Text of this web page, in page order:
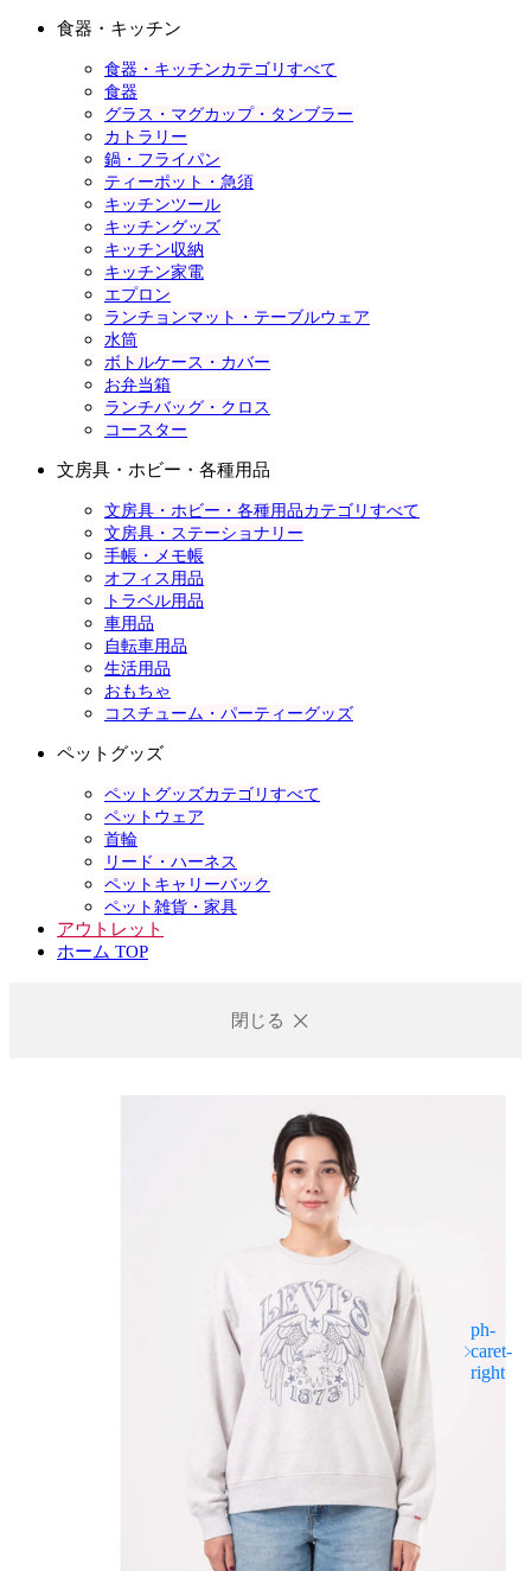
食器・キッチン
食器・キッチンカテゴリすべて
食器
グラス・マグカップ・タンブラー
カトラリー
鍋・フライパン
ティーポット・急須
キッチンツール
キッチングッズ
キッチン収納
キッチン家電
エプロン
ランチョンマット・テーブルウェア
水筒
ボトルケース・カバー
お弁当箱
ランチバッグ・クロス
コースター
文房具・ホビー・各種用品
文房具・ホビー・各種用品カテゴリすべて
文房具・ステーショナリー
手帳・メモ帳
オフィス用品
トラベル用品
車用品
自転車用品
生活用品
おもちゃ
コスチューム・パーティーグッズ
ペットグッズ
ペットグッズカテゴリすべて
ペットウェア
首輪
リード・ハーネス
ペットキャリーバック
ペット雑貨・家具
アウトレット
ホーム TOP
閉じる